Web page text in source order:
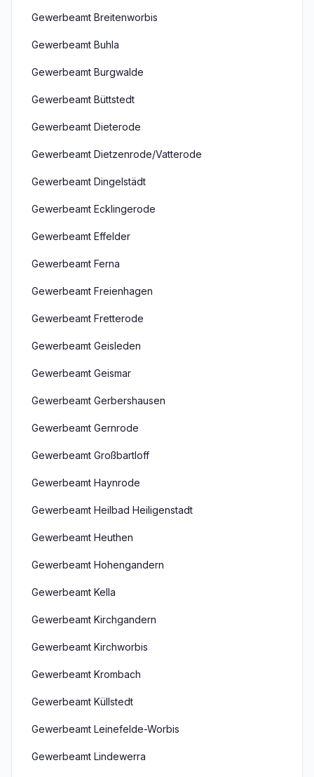
Gewerbeamt Breitenworbis
Gewerbeamt Buhla
Gewerbeamt Burgwalde
Gewerbeamt Büttstedt
Gewerbeamt Dieterode
Gewerbeamt Dietzenrode/Vatterode
Gewerbeamt Dingelstädt
Gewerbeamt Ecklingerode
Gewerbeamt Effelder
Gewerbeamt Ferna
Gewerbeamt Freienhagen
Gewerbeamt Fretterode
Gewerbeamt Geisleden
Gewerbeamt Geismar
Gewerbeamt Gerbershausen
Gewerbeamt Gernrode
Gewerbeamt Großbartloff
Gewerbeamt Haynrode
Gewerbeamt Heilbad Heiligenstadt
Gewerbeamt Heuthen
Gewerbeamt Hohengandern
Gewerbeamt Kella
Gewerbeamt Kirchgandern
Gewerbeamt Kirchworbis
Gewerbeamt Krombach
Gewerbeamt Küllstedt
Gewerbeamt Leinefelde-Worbis
Gewerbeamt Lindewerra